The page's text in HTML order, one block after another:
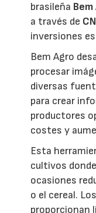
brasileña Bem
a través de
inversiones
Bem Agro
procesar
diversas
para crear
productores
costes y
Esta
cultivos
ocasiones
o el cereal.
proporcionan